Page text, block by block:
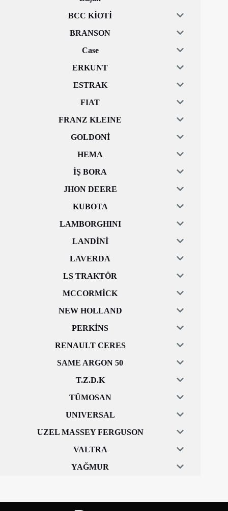
BCC KİOTİ
BRANSON
Case
ERKUNT
ESTRAK
FIAT
FRANZ KLEINE
GOLDONİ
HEMA
İŞ BORA
JHON DEERE
KUBOTA
LAMBORGHINI
LANDİNİ
LAVERDA
LS TRAKTÖR
MCCORMİCK
NEW HOLLAND
PERKİNS
RENAULT CERES
SAME ARGON 50
T.Z.D.K
TÜMOSAN
UNIVERSAL
UZEL MASSEY FERGUSON
VALTRA
YAĞMUR